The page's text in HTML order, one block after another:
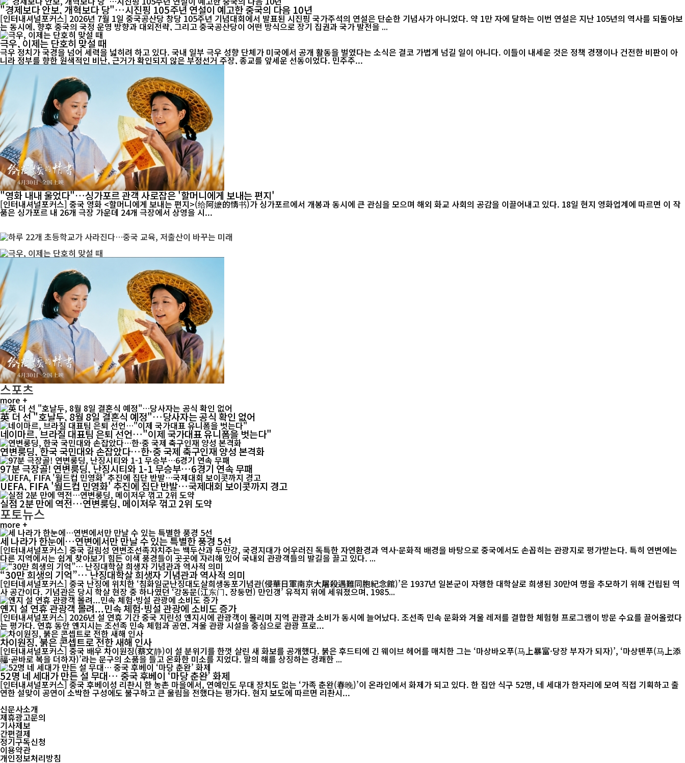
"경제보다 안보, 개혁보다 당"…시진핑 105주년 연설이 예고한 중국의 다음 10년
[인터내셔널포커스] 2026년 7월 1일 중국공산당 창당 105주년 기념대회에서 발표된 시진핑 국가주석의 연설은 단순한 기념사가 아니었다. 약 1만 자에 달하는 이번 연설은 지난 105년의 역사를 되돌아보
는 동시에, 향후 중국의 국정 운영 방향과 대외전략, 그리고 중국공산당이 어떤 방식으로 장기 집권과 국가 발전을 ...
극우, 이제는 단호히 맞설 때
극우 정치가 국경을 넘어 세력을 넓히려 하고 있다. 국내 일부 극우 성향 단체가 미국에서 공개 활동을 벌였다는 소식은 결코 가볍게 넘길 일이 아니다. 이들이 내세운 것은 정책 경쟁이나 건전한 비판이 아
니라 정부를 향한 원색적인 비난, 근거가 확인되지 않은 부정선거 주장, 종교를 앞세운 선동이었다. 민주주...
"영화 내내 울었다"…싱가포르 관객 사로잡은 '할머니에게 보내는 편지'
[인터내셔널포커스] 중국 영화 <할머니에게 보내는 편지>(给阿嬷的情书)가 싱가포르에서 개봉과 동시에 큰 관심을 모으며 해외 화교 사회의 공감을 이끌어내고 있다. 18일 현지 영화업계에 따르면 이 작
품은 싱가포르 내 26개 극장 가운데 24개 극장에서 상영을 시...
스포츠
more +
英 더 선 "호날두, 8월 8일 결혼식 예정"…당사자는 공식 확인 없어
네이마르, 브라질 대표팀 은퇴 선언…"이제 국가대표 유니폼을 벗는다"
연변룽딩, 한국 국민대와 손잡았다…한·중 국제 축구인재 양성 본격화
97분 극장골! 연변룽딩, 난징시티와 1-1 무승부…6경기 연속 무패
UEFA, FIFA '월드컵 민영화' 추진에 집단 반발…국제대회 보이콧까지 경고
실점 2분 만에 역전…연변룽딩, 메이저우 꺾고 2위 도약
포토뉴스
more +
세 나라가 한눈에…연변에서만 만날 수 있는 특별한 풍경 5선
[인터내셔널포커스] 중국 길림성 연변조선족자치주는 백두산과 두만강, 국경지대가 어우러진 독특한 자연환경과 역사·문화적 배경을 바탕으로 중국에서도 손꼽히는 관광지로 평가받는다. 특히 연변에는
다른 지역에서는 쉽게 찾아보기 힘든 이색 풍경들이 곳곳에 자리해 있어 국내외 관광객들의 발길을 끌고 있다. ...
“30만 희생의 기억”… 난징대학살 희생자 기념관과 역사적 의미
[인터네셔널포커스] 중국 난징에 위치한 ‘침화일군난징대도살희생동포기념관(侵華日軍南京大屠殺遇難同胞紀念館)’은 1937년 일본군이 자행한 대학살로 희생된 30만여 명을 추모하기 위해 건립된 역
사 공간이다. 기념관은 당시 학살 현장 중 하나였던 ‘강동문(江东门, 장둥먼) 만인갱’ 유적지 위에 세워졌으며, 1985...
옌지 설 연휴 관광객 몰려...민속 체험·빙설 관광에 소비도 증가
[인터내셔널포커스] 2026년 설 연휴 기간 중국 지린성 옌지시에 관광객이 몰리며 지역 관광과 소비가 동시에 늘어났다. 조선족 민속 문화와 겨울 레저를 결합한 체험형 프로그램이 방문 수요를 끌어올렸다
는 평가다. 연휴 동안 옌지시는 조선족 민속 체험과 공연, 겨울 관광 시설을 중심으로 관광 프로...
차이원징, 붉은 콘셉트로 전한 새해 인사
[인터내셔널포커스] 중국 배우 차이원징(蔡文静)이 설 분위기를 한껏 살린 새 화보를 공개했다. 붉은 후드티에 긴 웨이브 헤어를 매치한 그는 ‘마상바오푸(马上暴富·당장 부자가 되자)’, ‘마상톈푸(马上添
福·곧바로 복을 더하자)’라는 문구의 소품을 들고 온화한 미소를 지었다. 말의 해를 상징하는 경쾌한 ...
52명 네 세대가 만든 설 무대… 중국 후베이 ‘마당 춘완’ 화제
[인터내셔널포커스] 중국 후베이성 리촨시 한 농촌 마을에서, 연예인도 무대 장치도 없는 ‘가족 춘완(春晚)’이 온라인에서 화제가 되고 있다. 한 집안 식구 52명, 네 세대가 한자리에 모여 직접 기획하고 출
연한 설맞이 공연이 소박한 구성에도 불구하고 큰 울림을 전했다는 평가다. 현지 보도에 따르면 리촨시...
신문사소개
제휴광고문의
기사제보
간편결제
정기구독신청
이용약관
개인정보처리방침